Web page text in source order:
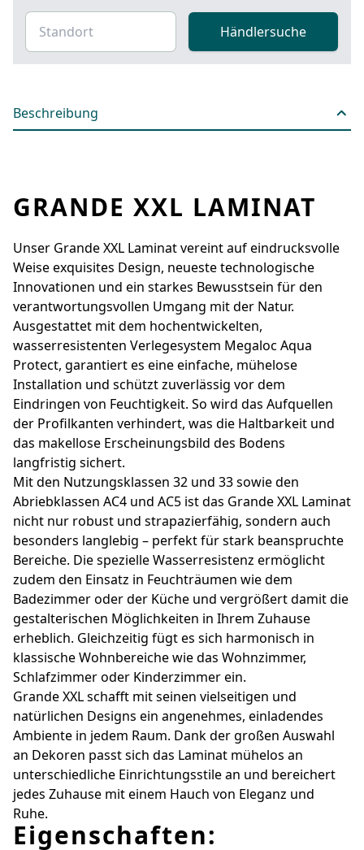
Händlersuche
Beschreibung
GRANDE XXL LAMINAT
Unser Grande XXL Laminat vereint auf eindrucksvolle
Weise exquisites Design, neueste technologische
Innovationen und ein starkes Bewusstsein für den
verantwortungsvollen Umgang mit der Natur.
Ausgestattet mit dem hochentwickelten,
wasserresistenten Verlegesystem Megaloc Aqua
Protect, garantiert es eine einfache, mühelose
Installation und schützt zuverlässig vor dem
Eindringen von Feuchtigkeit. So wird das Aufquellen
der Profilkanten verhindert, was die Haltbarkeit und
das makellose Erscheinungsbild des Bodens
langfristig sichert.
Mit den Nutzungsklassen 32 und 33 sowie den
Abriebklassen AC4 und AC5 ist das Grande XXL Laminat
nicht nur robust und strapazierfähig, sondern auch
besonders langlebig – perfekt für stark beanspruchte
Bereiche. Die spezielle Wasserresistenz ermöglicht
zudem den Einsatz in Feuchträumen wie dem
Badezimmer oder der Küche und vergrößert damit die
gestalterischen Möglichkeiten in Ihrem Zuhause
erheblich. Gleichzeitig fügt es sich harmonisch in
klassische Wohnbereiche wie das Wohnzimmer,
Schlafzimmer oder Kinderzimmer ein.
Grande XXL schafft mit seinen vielseitigen und
natürlichen Designs ein angenehmes, einladendes
Ambiente in jedem Raum. Dank der großen Auswahl
an Dekoren passt sich das Laminat mühelos an
unterschiedliche Einrichtungsstile an und bereichert
jedes Zuhause mit einem Hauch von Eleganz und
Ruhe.
Eigenschaften: